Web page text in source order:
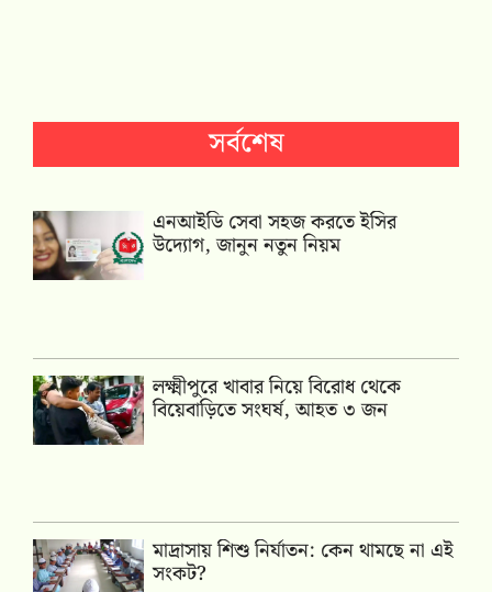
সর্বশেষ
এনআইডি সেবা সহজ করতে ইসির
উদ্যোগ, জানুন নতুন নিয়ম
লক্ষ্মীপুরে খাবার নিয়ে বিরোধ থেকে
বিয়েবাড়িতে সংঘর্ষ, আহত ৩ জন
মাদ্রাসায় শিশু নির্যাতন: কেন থামছে না এই
সংকট?